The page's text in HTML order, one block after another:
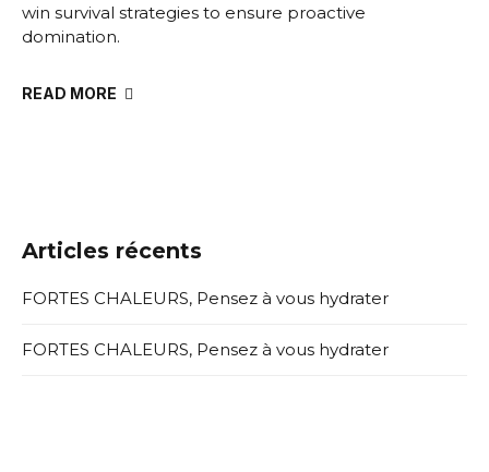
win survival strategies to ensure proactive
domination.
READ MORE
Articles récents
FORTES CHALEURS, Pensez à vous hydrater
FORTES CHALEURS, Pensez à vous hydrater